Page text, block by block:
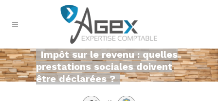
Impôt sur le revenu : quelles
prestations sociales doivent
être déclarées ?